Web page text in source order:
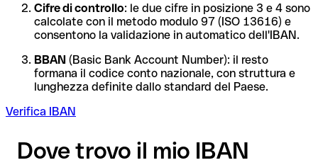
Cifre di controllo: le due cifre in posizione 3 e 4 sono
calcolate con il metodo modulo 97 (ISO 13616) e
consentono la validazione in automatico dell'IBAN.
BBAN (Basic Bank Account Number): il resto
formana il codice conto nazionale, con struttura e
lunghezza definite dallo standard del Paese.
Verifica IBAN
Dove trovo il mio IBAN